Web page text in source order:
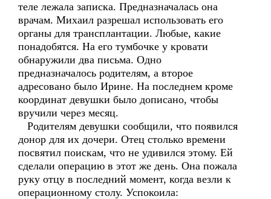
теле лежала записка. Предназначалась она
врачам. Михаил разрешал использовать его
органы для трансплантации. Любые, какие
понадобятся. На его тумбочке у кровати
обнаружили два письма. Одно
предназначалось родителям, а второе
адресовано было Ирине. На последнем кроме
координат девушки было дописано, чтобы
вручили через месяц.
Родителям девушки сообщили, что появился
донор для их дочери. Отец столько времени
посвятил поискам, что не удивился этому. Ей
сделали операцию в этот же день. Она пожала
руку отцу в последний момент, когда везли к
операционному столу. Успокоила: